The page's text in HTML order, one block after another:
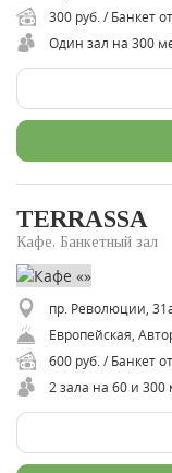
300 руб. / Банкет
Один зал на 300
TERRASSA
Кафе, Банкетный зал
пр. Революции,
Европейская,
600 руб. / Банкет
2 зала на 60 и 300